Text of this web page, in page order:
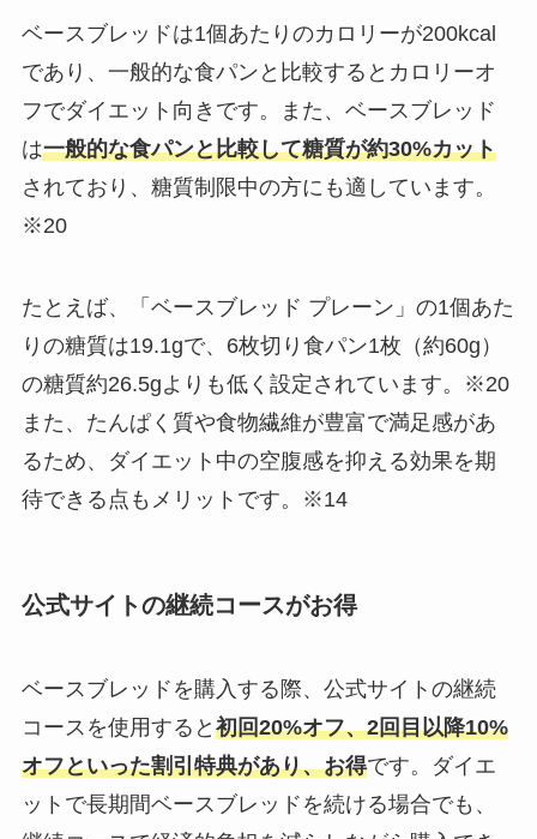
ベースブレッドは1個あたりのカロリーが200kcal
であり、一般的な食パンと比較するとカロリーオ
フでダイエット向きです。また、ベースブレッド
は一般的な食パンと比較して糖質が約30%カット
されており、糖質制限中の方にも適しています。
※20
たとえば、「ベースブレッド プレーン」の1個あた
りの糖質は19.1gで、6枚切り食パン1枚（約60g）
の糖質約26.5gよりも低く設定されています。※20 ​
また、たんぱく質や食物繊維が豊富で満足感があ
るため、ダイエット中の空腹感を抑える効果を期
待できる点もメリットです。※14
公式サイトの継続コースがお得
ベースブレッドを購入する際、公式サイトの継続
コースを使用すると 初回20%オフ、2回目以降10%
オフといった割引特典があり、お得です。ダイエ
ットで長期間ベースブレッドを続ける場合でも、